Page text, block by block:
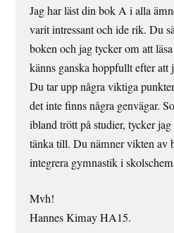
Jag har läst din bok A i alla
varit intressant och ide rik. Du
boken och jag tycker om att
känns ganska hoppfullt efter att
Du tar upp några viktiga
det inte finns några genvägar.
ibland trött på studier, tycker
tänka till. Du nämner vikten av
integrera gymnastik i
Mvh!
Hannes Kimay HA15.